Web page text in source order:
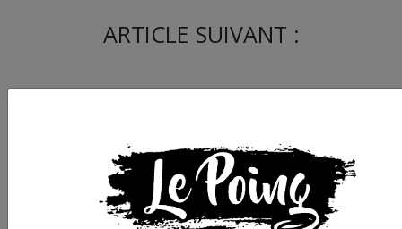
ARTICLE SUIVANT :